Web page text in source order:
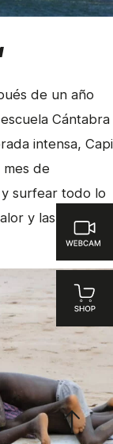
de un año
Cántabra
intensa, Capi
de
surfear todo lo
y las…